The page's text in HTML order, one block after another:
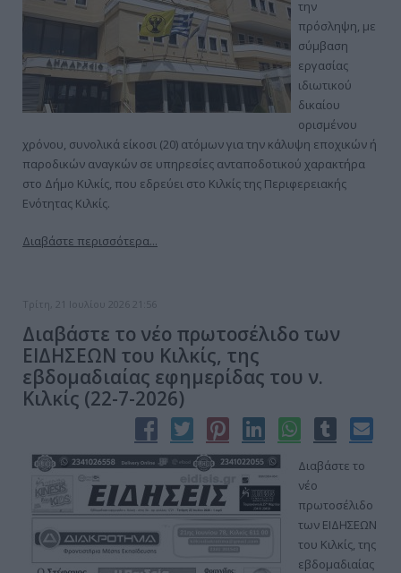
την
πρόσληψη, με
σύμβαση
εργασίας
ιδιωτικού
δικαίου
ορισμένου
χρόνου, συνολικά είκοσι (20) ατόμων για την κάλυψη εποχικών ή
παροδικών αναγκών σε υπηρεσίες ανταποδοτικού χαρακτήρα
στο Δήμο Κιλκίς, που εδρεύει στο Κιλκίς της Περιφερειακής
Ενότητας Κιλκίς.
Διαβάστε περισσότερα...
Τρίτη, 21 Ιουλίου 2026 21:56
Διαβάστε το νέο πρωτοσέλιδο των
ΕΙΔΗΣΕΩΝ του Κιλκίς, της
εβδομαδιαίας εφημερίδας του ν.
Κιλκίς (22-7-2026)
Διαβάστε το
νέο
πρωτοσέλιδο
των ΕΙΔΗΣΕΩΝ
του Κιλκίς, της
εβδομαδιαίας